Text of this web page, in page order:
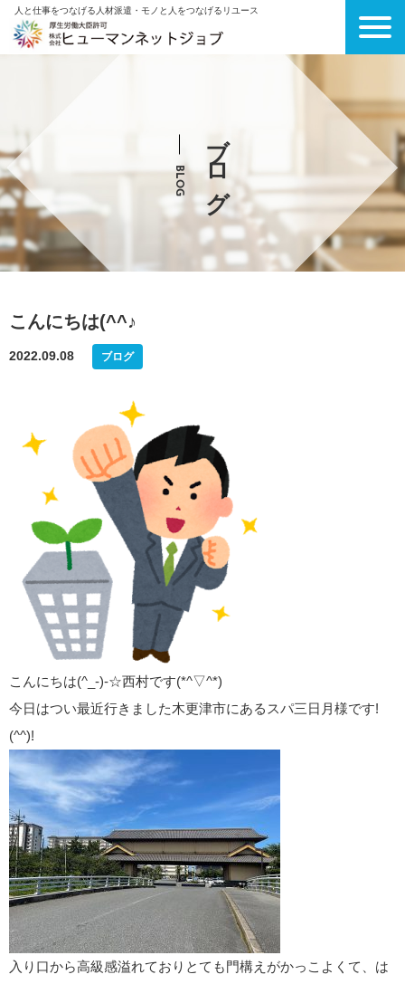
人と仕事をつなげる人材派遣・モノと人をつなげるリユース
BLOG ブログ
こんにちは(^^♪
2022.09.08 ブログ
こんにちは(^_-)-☆西村です(*^▽^*)
今日はつい最近行きました木更津市にあるスパ三日月様です!
(^^)!
入り口から高級感溢れておりとても門構えがかっこよくて、は